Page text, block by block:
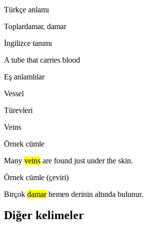
Türkçe anlamı
Toplardamar, damar
İngilizce tanımı
A tube that carries blood
Eş anlamlılar
Vessel
Türevleri
Veins
Örnek cümle
Many veins are found just under the skin.
Örnek cümle (çeviri)
Birçok damar hemen derinin altında bulunur.
Diğer kelimeler